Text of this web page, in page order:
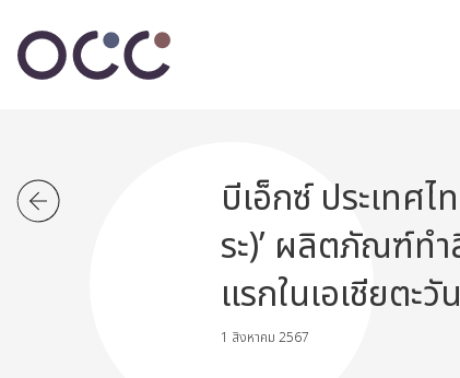
บีเอ็กซ์ ประเทศไ
ระ)’ ผลิตภัณฑ์ท
แรกในเอเชียตะ
1 สิงหาคม 2567